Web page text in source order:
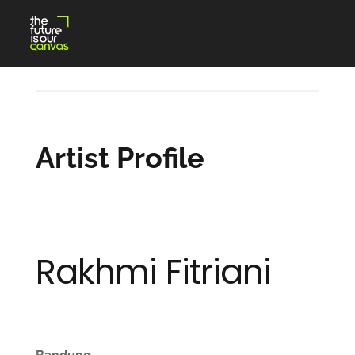
content
Artist Profile
Rakhmi Fitriani